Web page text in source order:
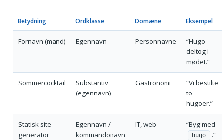
Betydning Ordklasse Domæne Eksempel
Fornavn (mand) Egennavn Personnavne
“Hugo
deltog i
mødet.”
Sommercocktail
Substantiv
(egennavn)
Gastronomi
“Vi bestilte
to
hugoer.”
Statisk site
generator
Egennavn /
kommandonavn
IT, web “Byg med
hugo .”